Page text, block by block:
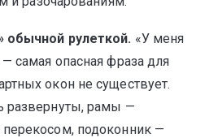
обычной рулеткой. «У меня
самая опасная фраза для
окон не существует.
развернуты, рамы —
подоконник —